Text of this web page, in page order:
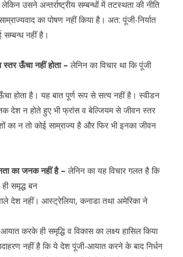
लेकिन उसने अन्तर्राष्ट्रीय सम्बन्धों में तटस्थता की नीति
का पोषण नहीं किया है। अत: पूंजी-निर्यात
सम्बन्ध नहीं है।
स्तर ऊँचा नहीं होता – लेनिन का विचार था कि पूंजी
होता है। यह बात पूर्ण रूप से सत्य नहीं है। स्वीडन
देश न होते हुए भी फ्रांस व बेल्जियम से जीवन स्तर
न तो कोई साम्राज्य है और फिर भी इनका जीवन
का जनक नहीं है – लेनिन का यह विचार गलत है कि
समृद्ध बन
देश नहीं। आस्ट्रेलिया, कनाडा तथा अमेरिका ने
करके ही समृद्धि व विकास का लक्ष्य हासिल किया
नहीं है कि ये देश पूंजी-आयात करने के बाद निर्धन